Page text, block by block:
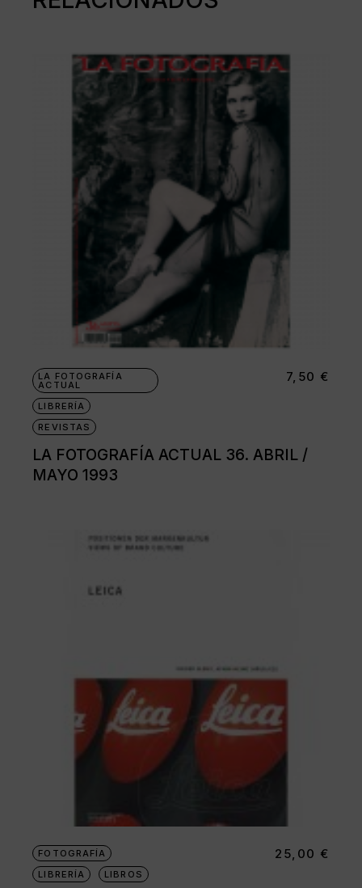
LA FOTOGRAFÍA
ACTUAL
LIBRERÍA
REVISTAS
LA FOTOGRAFÍA ACTUAL 36. ABRIL /
MAYO 1993
7,50 €
FOTOGRAFÍA
LIBRERÍA
LIBROS
25,00 €